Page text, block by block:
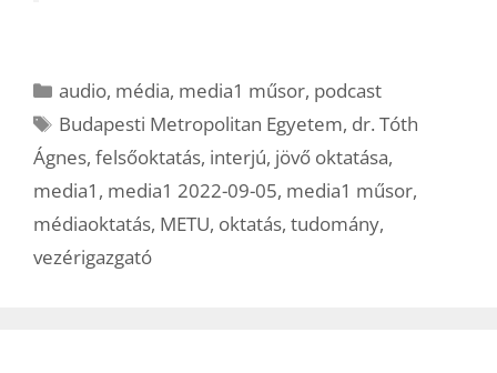
Kategória
audio, média, media1 műsor, podcast
Címkék
Budapesti Metropolitan Egyetem, dr. Tóth
Ágnes, felsőoktatás, interjú, jövő oktatása,
media1 , media1 2022-09-05, media1 műsor,
médiaoktatás, METU, oktatás, tudomány,
vezérigazgató